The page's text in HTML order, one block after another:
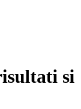
si